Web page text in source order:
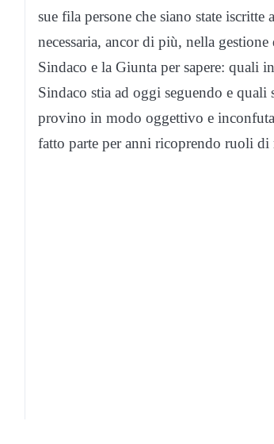
sue fila persone che siano state iscritte
necessaria, ancor di più, nella
Sindaco e la Giunta per sapere: quali
Sindaco stia ad oggi seguendo e
provino in modo oggettivo e
fatto parte per anni ricoprendo ruoli di